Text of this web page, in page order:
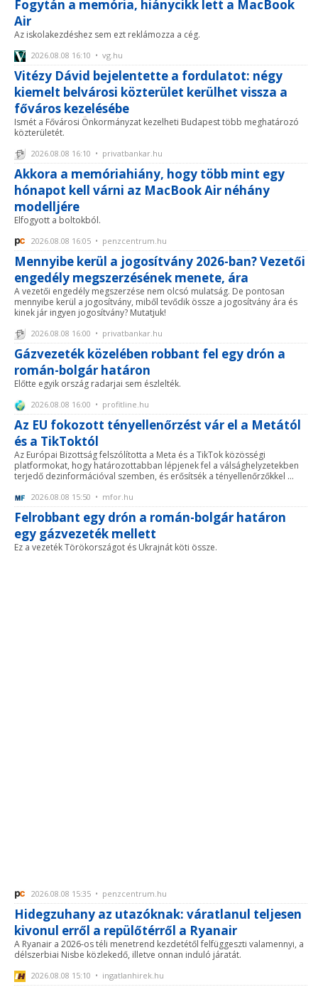
Fogytán a memória, hiánycikk lett a MacBook
Air
Az iskolakezdéshez sem ezt reklámozza a cég.
2026.08.08 16:10 • vg.hu
Vitézy Dávid bejelentette a fordulatot: négy
kiemelt belvárosi közterület kerülhet vissza a
főváros kezelésébe
Ismét a Fővárosi Önkormányzat kezelheti Budapest több meghatározó
közterületét.
2026.08.08 16:10 • privatbankar.hu
Akkora a memóriahiány, hogy több mint egy
hónapot kell várni az MacBook Air néhány
modelljére
Elfogyott a boltokból.
2026.08.08 16:05 • penzcentrum.hu
Mennyibe kerül a jogosítvány 2026-ban? Vezetői
engedély megszerzésének menete, ára
A vezetői engedély megszerzése nem olcsó mulatság. De pontosan
mennyibe kerül a jogosítvány, miből tevődik össze a jogosítvány ára és
kinek jár ingyen jogosítvány? Mutatjuk!
2026.08.08 16:00 • privatbankar.hu
Gázvezeték közelében robbant fel egy drón a
román-bolgár határon
Előtte egyik ország radarjai sem észlelték.
2026.08.08 16:00 • profitline.hu
Az EU fokozott tényellenőrzést vár el a Metától
és a TikToktól
Az Európai Bizottság felszólította a Meta és a TikTok közösségi
platformokat, hogy határozottabban lépjenek fel a válsághelyzetekben
terjedő dezinformációval szemben, és erősítsék a tényellenőrzőkkel ...
2026.08.08 15:50 • mfor.hu
Felrobbant egy drón a román-bolgár határon
egy gázvezeték mellett
Ez a vezeték Törökországot és Ukrajnát köti össze.
2026.08.08 15:35 • penzcentrum.hu
Hidegzuhany az utazóknak: váratlanul teljesen
kivonul erről a repülőtérről a Ryanair
A Ryanair a 2026-os téli menetrend kezdetétől felfüggeszti valamennyi, a
délszerbiai Nisbe közlekedő, illetve onnan induló járatát.
2026.08.08 15:10 • ingatlanhirek.hu